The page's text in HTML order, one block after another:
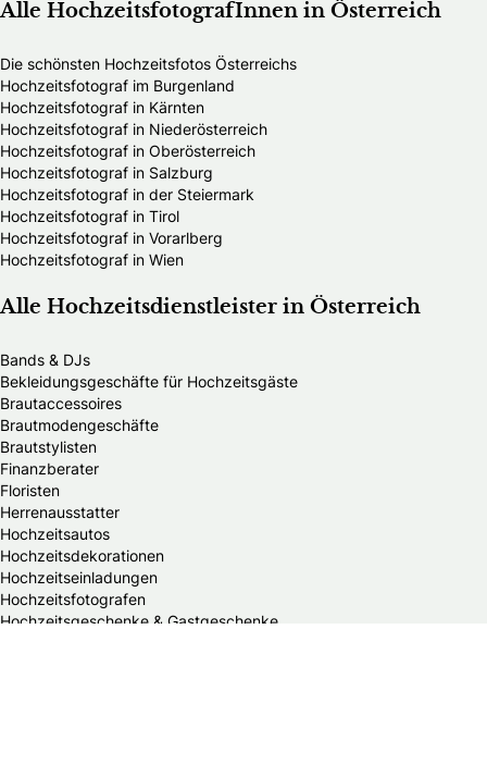
Alle HochzeitsfotografInnen in Österreich
Die schönsten Hochzeitsfotos Österreichs
Hochzeitsfotograf im Burgenland
Hochzeitsfotograf in Kärnten
Hochzeitsfotograf in Niederösterreich
Hochzeitsfotograf in Oberösterreich
Hochzeitsfotograf in Salzburg
Hochzeitsfotograf in der Steiermark
Hochzeitsfotograf in Tirol
Hochzeitsfotograf in Vorarlberg
Hochzeitsfotograf in Wien
Alle Hochzeitsdienstleister in Österreich
Bands & DJs
Bekleidungsgeschäfte für Hochzeitsgäste
Brautaccessoires
Brautmodengeschäfte
Brautstylisten
Finanzberater
Floristen
Herrenausstatter
Hochzeitsautos
Hochzeitsdekorationen
Hochzeitseinladungen
Hochzeitsfotografen
Hochzeitsgeschenke & Gastgeschenke